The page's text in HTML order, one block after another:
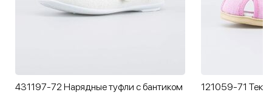
431197-72 Нарядные туфли с бантиком